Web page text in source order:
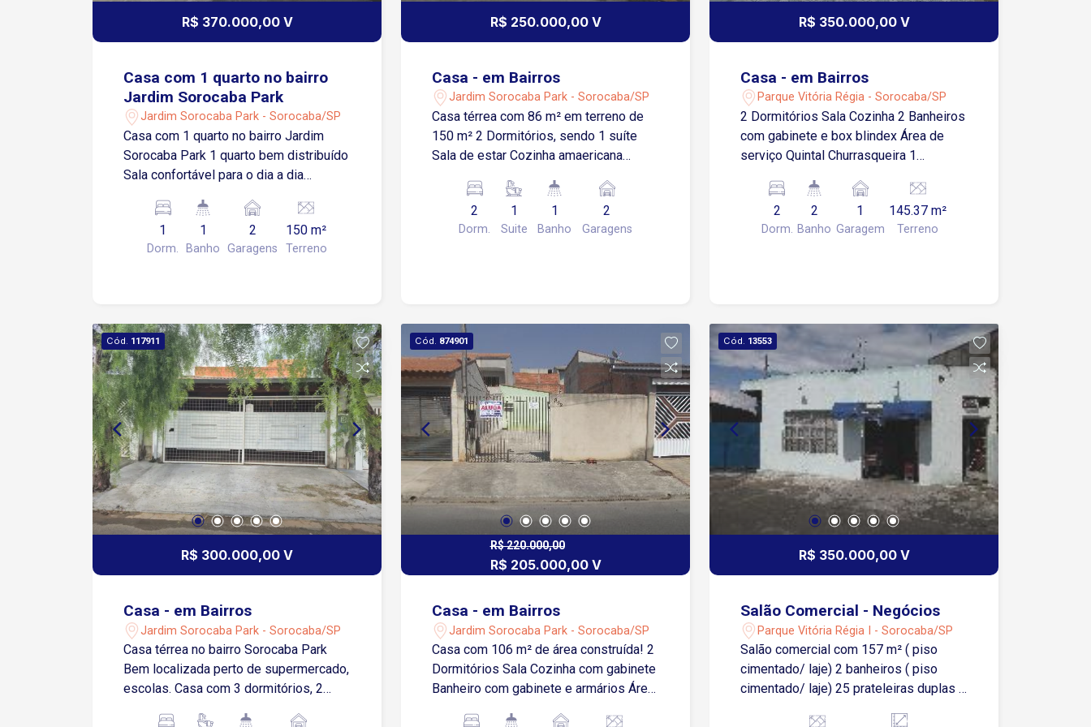
R$ 370.000,00 V
Casa com 1 quarto no bairro
Jardim Sorocaba Park
Jardim Sorocaba Park - Sorocaba/SP
Casa com 1 quarto no bairro Jardim
Sorocaba Park 1 quarto bem distribuído
Sala confortável para o dia a dia
para lazer ou uso versátil Garagem com
capacidade para até 2 veículos Imóvel
prático, ideal para quem busca
vias da zona norte Aproximadamente 3
minutos da Avenida Ipanema Cerca de
5 minutos da Avenida Itavuvu
Aproximadamente 10 minutos do
Shopping Cidade Sorocaba Fácil
acesso ao Centro em cerca de 15
minutos Região com boa infraestrutura,
próxima a supermercados, escolas,
farmácias e comércios locais
Transporte público nas proximidades,
facilitando a rotina diária Ótima opção
para aluguel
1
Dorm.
1
Banho
2
Garagens
150 m²
Terreno
R$ 250.000,00 V
Casa - em Bairros
Jardim Sorocaba Park - Sorocaba/SP
Casa térrea com 86 m² em terreno de
150 m² 2 Dormitórios, sendo 1 suíte
Sala de estar Cozinha amaericana
garagem cobertas
2
Dorm.
1
Suite
1
Banho
2
Garagens
R$ 350.000,00 V
Casa - em Bairros
Parque Vitória Régia - Sorocaba/SP
2 Dormitórios Sala Cozinha 2 Banheiros
com gabinete e box blindex Área de
serviço Quintal Churrasqueira 1
permuta.
2
Dorm.
2
Banho
1
Garagem
145.37 m²
Terreno
Cód. 117911
R$ 300.000,00 V
Casa - em Bairros
Jardim Sorocaba Park - Sorocaba/SP
Casa térrea no bairro Sorocaba Park
Bem localizada perto de supermercado,
escolas. Casa com 3 dormitórios, 2
Cód. 874901
R$ 220.000,00
R$ 205.000,00 V
Casa - em Bairros
Jardim Sorocaba Park - Sorocaba/SP
Casa com 106 m² de área construída! 2
Dormitórios Sala Cozinha com gabinete
Banheiro com gabinete e armários Área
Cód. 13553
R$ 350.000,00 V
Salão Comercial - Negócios
Parque Vitória Régia I - Sorocaba/SP
Salão comercial com 157 m² ( piso
cimentado/ laje) 2 banheiros ( piso
cimentado/ laje) 25 prateleiras duplas 5